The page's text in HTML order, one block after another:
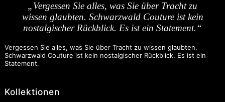
„Vergessen Sie alles, was Sie über Tracht zu
wissen glaubten. Schwarzwald Couture ist kein
nostalgischer Rückblick. Es ist ein Statement.“
Vergessen Sie alles, was Sie über Tracht zu wissen glaubten.
Schwarzwald Couture ist kein nostalgischer Rückblick. Es ist ein
Statement.
Kollektionen